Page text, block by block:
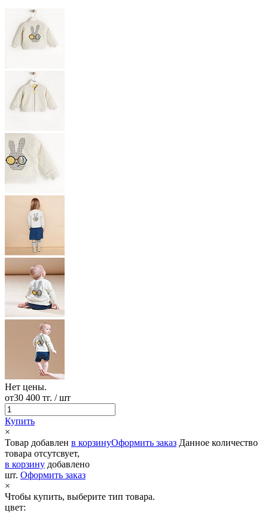
Нет цены.
от30 400 тг. / шт
Купить
×
Товар добавлен в корзинуОформить заказ Данное количество
товара отсутсвует,
в корзину добавлено
шт. Оформить заказ
×
Чтобы купить, выберите тип товара.
цвет: